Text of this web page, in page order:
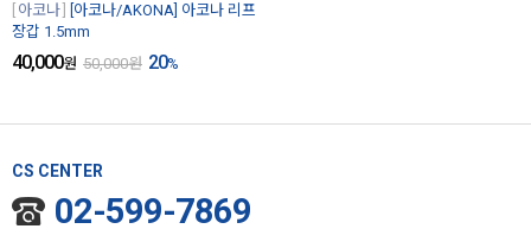
아코나
[아코나/AKONA] 아코나 리프
장갑 1.5mm
40,000원 50,000원 20%
CS CENTER
02-599-7869